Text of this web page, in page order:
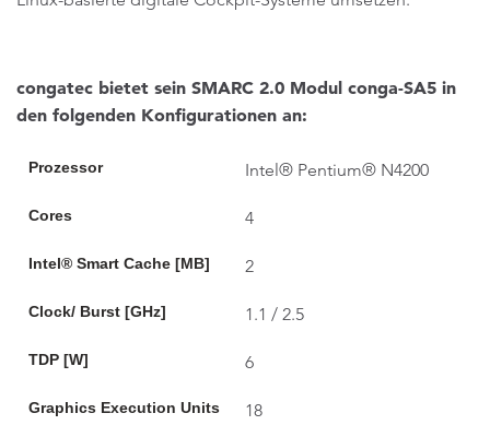
congatec bietet sein SMARC 2.0 Modul conga-SA5 in
den folgenden Konfigurationen an:
Prozessor Intel® Pentium® N4200
Cores 4
Intel® Smart Cache [MB] 2
Clock/ Burst [GHz] 1.1 / 2.5
TDP [W] 6
Graphics Execution Units 18